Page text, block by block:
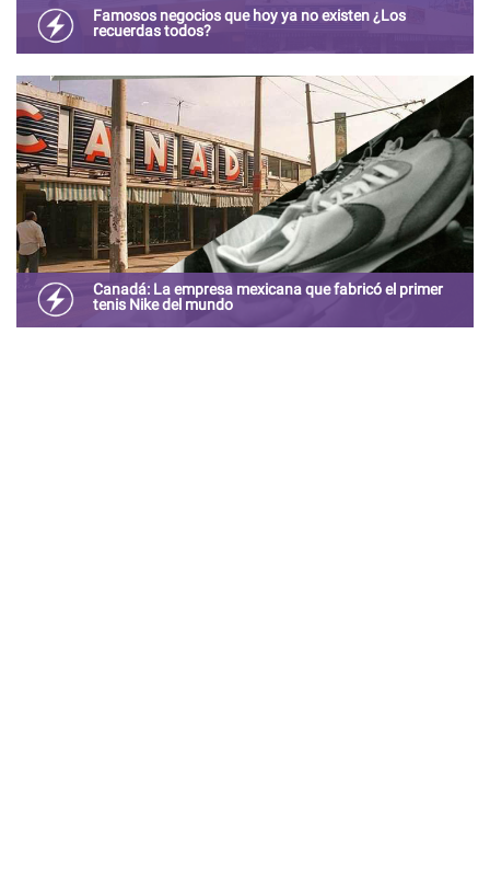
Famosos negocios que hoy ya no existen ¿Los
recuerdas todos?
lugares, o tal vez los viste anunciados en la televisión, o
incluso tal vez trabajaste en alguno de estos negocios.
Canadá: La empresa mexicana que fabricó el primer
tenis Nike del mundo